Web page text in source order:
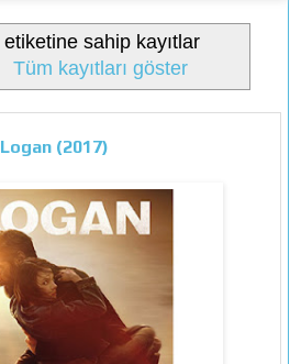
etiketine sahip kayıtlar
Tüm kayıtları göster
Logan (2017)